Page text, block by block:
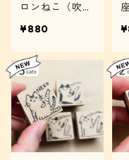
ロンねこ（吹き
¥880